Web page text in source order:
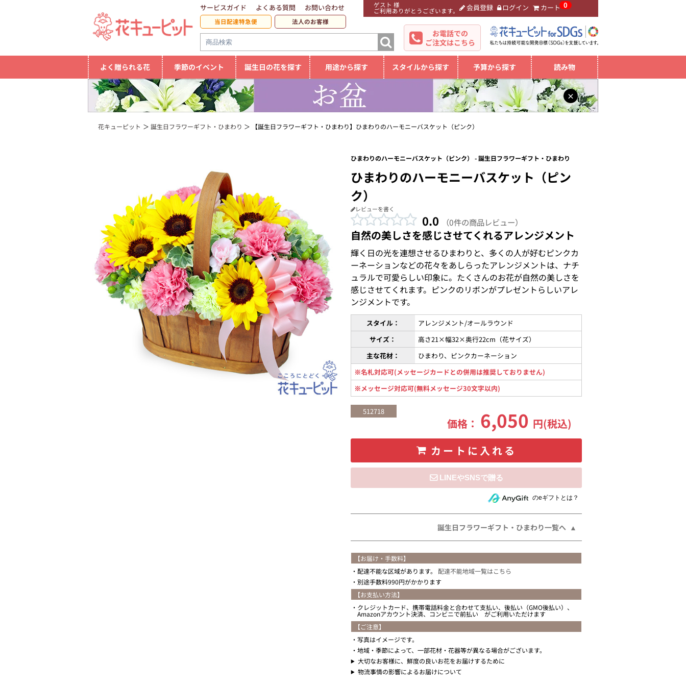
ゲスト 様
ご利用ありがとうございます。 会員登録 ログイン カート 0
サービスガイド よくある質問 お問い合わせ
当日配達特急便 法人のお客様
お電話での
ご注文はこちら
よく贈られる花 季節のイベント 誕生日の花を探す 用途から探す スタイルから探す 予算から探す 読み物
×
花キューピット 誕生日フラワーギフト・ひまわり 【誕生日フラワーギフト・ひまわり】ひまわりのハーモニーバスケット（ピンク）
ひまわりのハーモニーバスケット（ピンク） - 誕生日フラワーギフト・ひまわり
ひまわりのハーモニーバスケット（ピン
ク）
レビューを書く
0.0 （0件の商品レビュー）
自然の美しさを感じさせてくれるアレンジメント
輝く日の光を連想させるひまわりと、多くの人が好むピンクカ
ーネーションなどの花々をあしらったアレンジメントは、ナチ
ュラルで可愛らしい印象に。たくさんのお花が自然の美しさを
感じさせてくれます。ピンクのリボンがプレゼントらしいアレ
ンジメントです。
スタイル：
アレンジメント/オールラウンド
サイズ：
高さ21×幅32×奥行22cm（花サイズ）
主な花材：
ひまわり、ピンクカーネーション
※名札対応可(メッセージカードとの併用は推奨しておりません)
※メッセージ対応可(無料メッセージ30文字以内)
512718
価格： 6,050 円(税込)
カートに入れる
住所を知らない相手にeギフトで贈るのeギフトとは？
誕生日フラワーギフト・ひまわり一覧へ
【お届け・手数料】
配達不能な区域があります。 配達不能地域一覧はこちら
別途手数料990円がかかります
【お支払い方法】
クレジットカード、携帯電話料金と合わせて支払い、後払い（GMO後払い）、
Amazonアカウント決済、コンビニで前払い がご利用いただけます
【ご注意】
写真はイメージです。
地域・季節によって、一部花材・花器等が異なる場合がございます。
大切なお客様に、鮮度の良いお花をお届けするために
物流事情の影響によるお届けについて